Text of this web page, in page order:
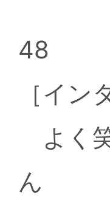
48
［イ
よく
ん